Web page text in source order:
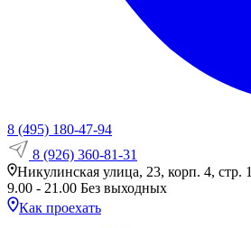
8 (495) 180-47-94
8 (926) 360-81-31
Никулинская улица, 23, корп. 4, стр. 1
9.00 - 21.00 Без выходных
Как проехать